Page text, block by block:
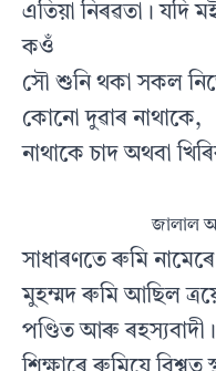
এতিয়া নিৰৱতা। যদি
কওঁ
সৌ শুনি থকা সকল
কোনো দুৱাৰ নাথাকে,
নাথাকে চাদ অথবা
জালাল
সাধাৰণতে ৰুমি
মুহম্মদ ৰুমি আছিল
পণ্ডিত আৰু